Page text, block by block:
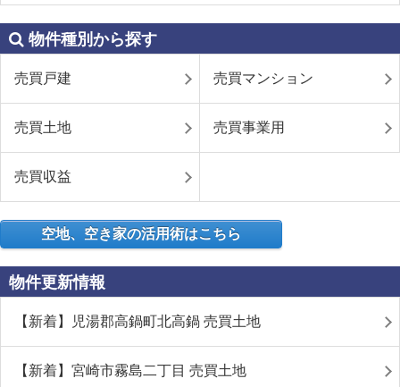
物件種別から探す
売買戸建 売買マンション
売買土地 売買事業用
売買収益
空地、空き家の活用術はこちら
物件更新情報
【新着】児湯郡高鍋町北高鍋 売買土地
【新着】宮崎市霧島二丁目 売買土地